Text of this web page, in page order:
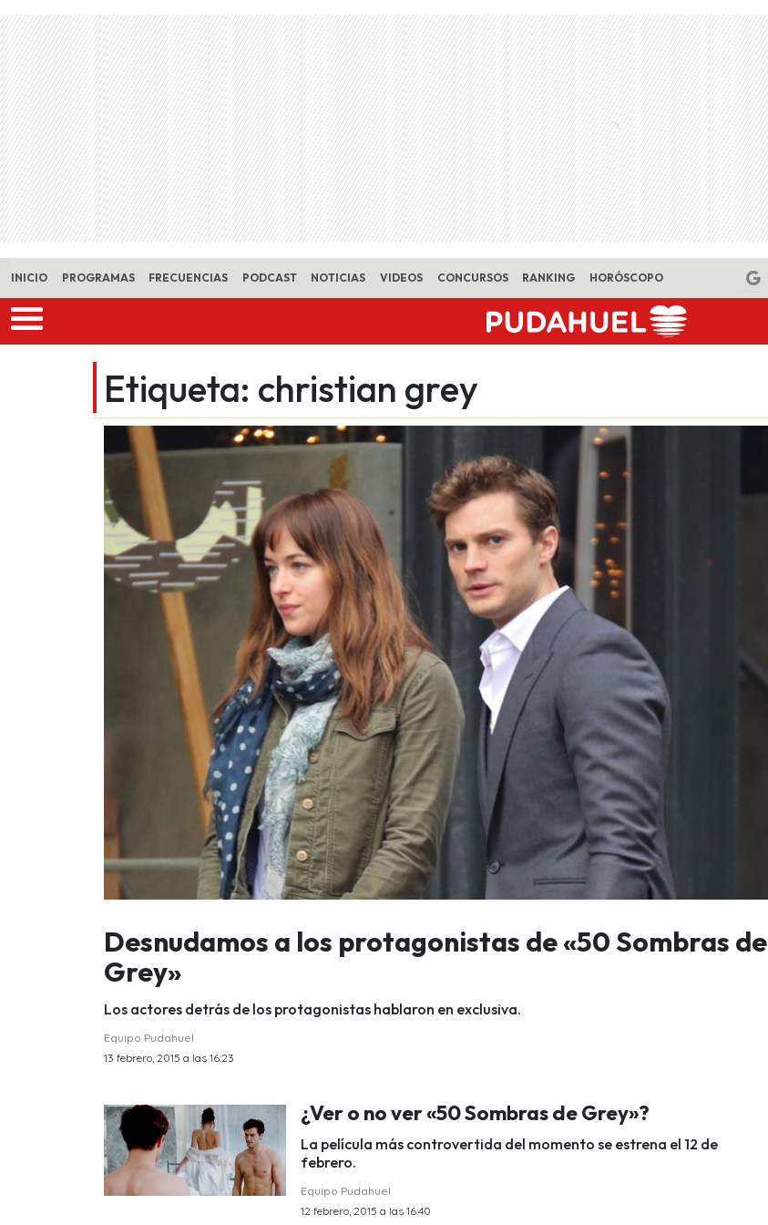
Skip to main content
INICIO PROGRAMAS FRECUENCIAS PODCAST NOTICIAS VIDEOS CONCURSOS RANKING HORÓSCOPO
Etiqueta: christian grey
Desnudamos a los protagonistas de «50 Sombras de
Grey»
Los actores detrás de los protagonistas hablaron en exclusiva.
Equipo Pudahuel
13 febrero, 2015 a las 16:23
¿Ver o no ver «50 Sombras de Grey»?
La película más controvertida del momento se estrena el 12 de
febrero.
Equipo Pudahuel
12 febrero, 2015 a las 16:40